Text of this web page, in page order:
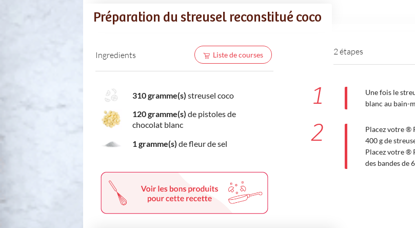
Préparation du streusel reconstitué coco
Ingredients Liste de courses
310 gramme(s) streusel coco
120 gramme(s) de pistoles de
chocolat blanc
1 gramme(s) de fleur de sel
2 étapes
1
Une fois le
blanc au bain-
2
Placez votre ®
400 g de
Placez votre ®
des bandes de